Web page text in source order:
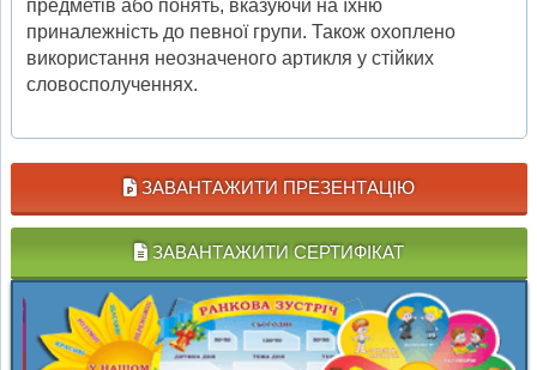
предметів або понять, вказуючи на їхню
приналежність до певної групи. Також охоплено
використання неозначеного артикля у стійких
словосполученнях.
ЗАВАНТАЖИТИ ПРЕЗЕНТАЦІЮ
ЗАВАНТАЖИТИ СЕРТИФІКАТ